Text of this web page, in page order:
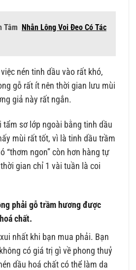
Tâm Nhẫn Lông Voi Đeo Có Tác
nén tinh dầu vào rất khó,
gỗ rất ít nên thời gian lưu mùi
giả này rất ngắn.
tẩm sơ lớp ngoài bằng tinh dầu
mùi rất tốt, vì là tinh dầu trầm
“thơm ngon” còn hơn hàng tự
gian chỉ 1 vài tuần là coi
phải gỗ trầm hương được
chất.
nhất khi bạn mua phải. Bạn
có giá trị gì về phong thuỷ
dầu hoá chất có thể làm da